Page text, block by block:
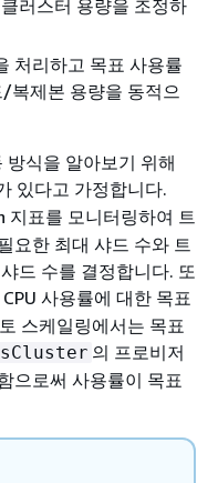
러스터 용량을 조정하
처리하고 목표 사용률
복제본 용량을 동적으
식을 알아보기 위해
있다고 가정합니다.
지표를 모니터링하여 트
요한 최대 샤드 수와 트
드 수를 결정합니다. 또
사용률에 대한 목표
스케일링에서는 목표
의 프로비저
으로써 사용률이 목표